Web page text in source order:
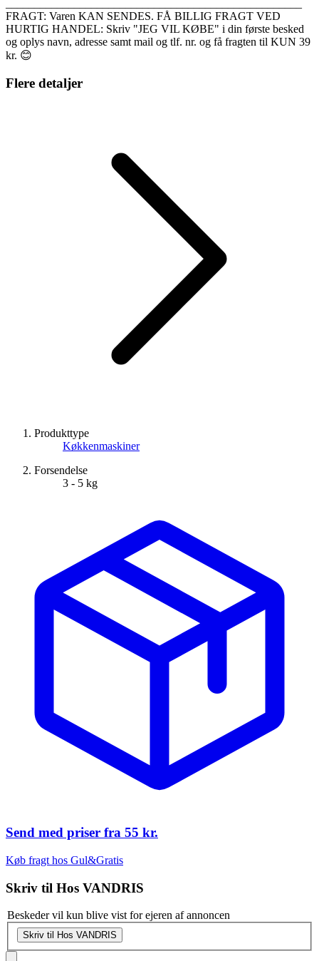
FRAGT: Varen KAN SENDES. FÅ BILLIG FRAGT VED
HURTIG HANDEL: Skriv "JEG VIL KØBE" i din første besked
og oplys navn, adresse samt mail og tlf. nr. og få fragten til KUN 39
kr. 😊
Flere detaljer
Produkttype
Køkkenmaskiner
Forsendelse
3 - 5 kg
Send med priser fra 55 kr.
Køb fragt hos Gul&Gratis
Skriv til Hos VANDRIS
Beskeder vil kun blive vist for ejeren af annoncen
Skriv til Hos VANDRIS